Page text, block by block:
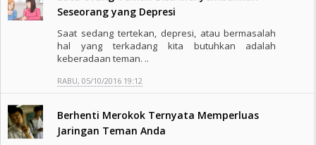
Seseorang yang Depresi
Saat sedang tertekan, depresi, atau bermasalah
hal yang terkadang kita butuhkan adalah
keberadaan teman. ..
RABU, 05/10/2016 19:12
Berhenti Merokok Ternyata Memperluas
Jaringan Teman Anda